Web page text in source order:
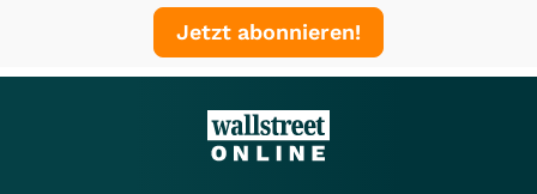
Jetzt abonnieren!